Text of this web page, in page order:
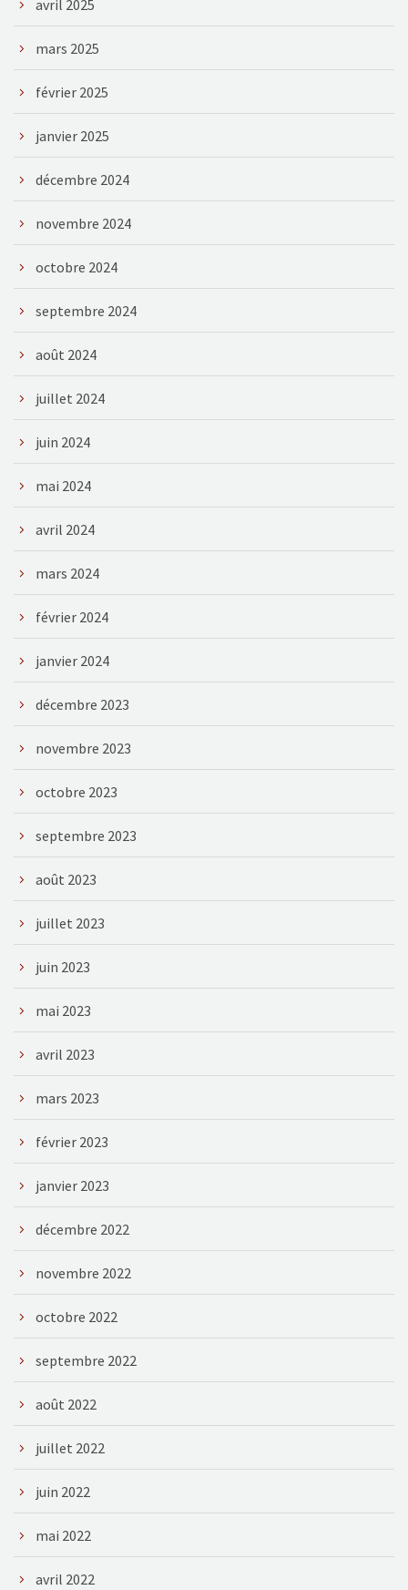
avril 2025
mars 2025
février 2025
janvier 2025
décembre 2024
novembre 2024
octobre 2024
septembre 2024
août 2024
juillet 2024
juin 2024
mai 2024
avril 2024
mars 2024
février 2024
janvier 2024
décembre 2023
novembre 2023
octobre 2023
septembre 2023
août 2023
juillet 2023
juin 2023
mai 2023
avril 2023
mars 2023
février 2023
janvier 2023
décembre 2022
novembre 2022
octobre 2022
septembre 2022
août 2022
juillet 2022
juin 2022
mai 2022
avril 2022